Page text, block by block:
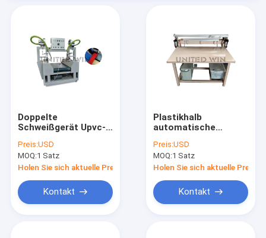
Doppelte
Schweißgerät Upvc-
Kopf-Doppelzwei, die
Maschine herstellt
Preis:USD
MOQ:1 Satz
Holen Sie sich aktuelle Preis
Kontakt
Plastikhalb
automatische
Maschinen-Plane, die
Maschinen-Hersteller
macht
Preis:USD
MOQ:1 Satz
Holen Sie sich aktuelle Preis
Kontakt